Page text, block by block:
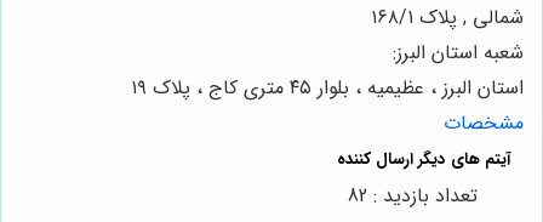
شمالی , پلاک ۱۶۸/۱
شعبه استان البرز:
استان البرز ، عظیمیه ، بلوار ۴۵ متری کاج ، پلاک ۱۹
مشخصات
تعداد بازدید : 82